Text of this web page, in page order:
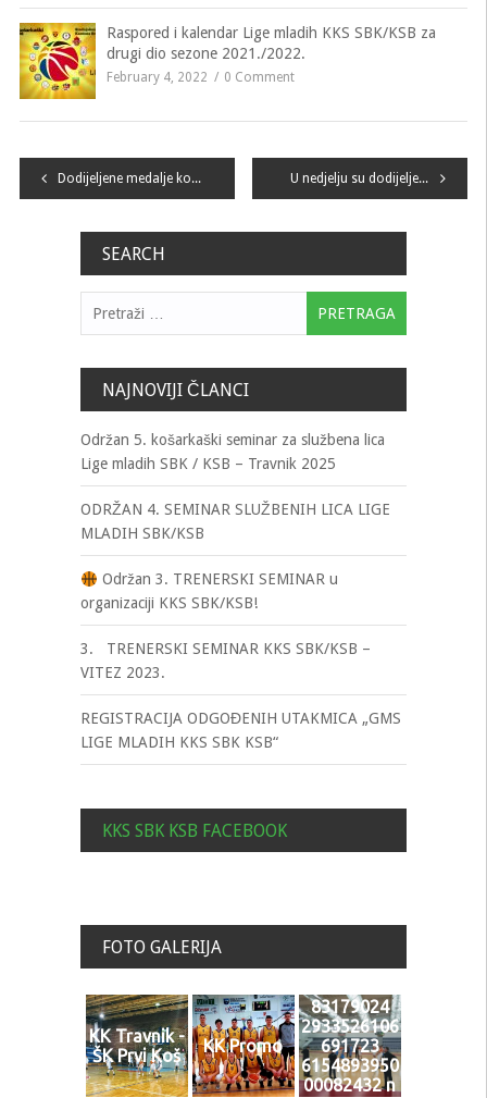
Raspored i kalendar Lige mladih KKS SBK/KSB za
drugi dio sezone 2021./2022.
February 4, 2022 0 Comment
Navigacija
Dodijeljene medalje košarkašicama i košarkašima KK “Iskra” Bugojno za ostvarene rezultate u Ligi mladih KKS SBK/KSB za sezonu 2020./2021.! U nedjelju su dodijeljene medalje najboljoj muškoj juniorskoj selekciji za sezonu 2020./2021. u Ligi mladih KKS SBK/KSB – KK “Novi Travnik” Novi Travnik!
SEARCH
NAJNOVIJI ČLANCI
Održan 5. košarkaški seminar za službena lica
Lige mladih SBK / KSB – Travnik 2025
ODRŽAN 4. SEMINAR SLUŽBENIH LICA LIGE
MLADIH SBK/KSB
Održan 3. TRENERSKI SEMINAR u
organizaciji KKS SBK/KSB!
3. TRENERSKI SEMINAR KKS SBK/KSB –
VITEZ 2023.
REGISTRACIJA ODGOĐENIH UTAKMICA „GMS
LIGE MLADIH KKS SBK KSB“
KKS SBK KSB FACEBOOK
FOTO GALERIJA
KK Travnik -
ŠK Prvi Koš
KK Promo
83179024
2933526106
691723
6154893950
00082432 n